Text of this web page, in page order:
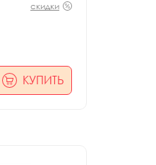
скидки
КУПИТЬ